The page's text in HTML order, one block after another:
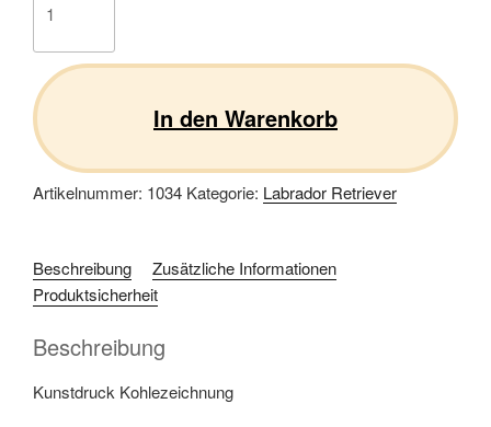
Retriever
Menge
In den Warenkorb
Artikelnummer: 1034 Kategorie: Labrador Retriever
Beschreibung
Zusätzliche Informationen
Produktsicherheit
Beschreibung
Kunstdruck Kohlezeichnung